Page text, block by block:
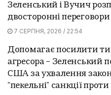
Зеленський і Вучич
двосторонні переговори
7 СЕРПНЯ, 2026 / 22:54
Допомагає посилити
агресора – Зеленський
США за ухвалення
"пекельні" санкції